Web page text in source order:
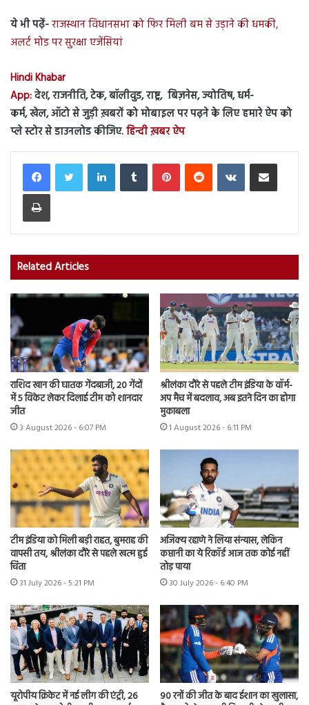
ये भी पढ़ें-राजस्थान विधानसभा को फिर मिली बम से उड़ाने की धमकी,
अलर्ट मोड पर सुरक्षा एजेंसियां
Hindi Khabar
App:देश, राजनीति, टेक, बॉलीवुड, राष्ट्र, बिज़नेस, ज्योतिष, धर्म-
कर्म, खेल, ऑटो से जुड़ी ख़बरों को मोबाइल पर पढ़ने के लिए हमारे ऐप को
प्ले स्टोर से डाउनलोड कीजिए.हिन्दी ख़बर ऐप
LinkedInTumblr PinterestReddit VKontakteShare via Email
Print
Related Articles
राशिद खान की घातक गेंदबाजी, 20 गेंदों
में 5 विकेट लेकर दिलाई टीम को शानदार
जीत
3 August 2026 - 6:07 PM
श्रीलंका दौरे से पहले टीम इंडिया के वॉर्म-
अप मैच में बदलाव, अब इतने दिन का होगा
मुकाबला
1 August 2026 - 6:11 PM
टीम इंडिया को मिली बड़ी राहत, बुमराह की
वापसी तय, श्रीलंका दौरे से पहले खत्म हुई
चिंता
31 July 2026 - 5:21 PM
अजिंक्य रहाणे ने लिया संन्यास, लेकिन
कप्तानी का ये रिकॉर्ड आज तक कोई नहीं
तोड़ पाया
30 July 2026 - 6:40 PM
यूरोपीय क्रिकेट में नई लीग की एंट्री, 26
90 रनों की जीत के बाद ईशान का खुलासा,